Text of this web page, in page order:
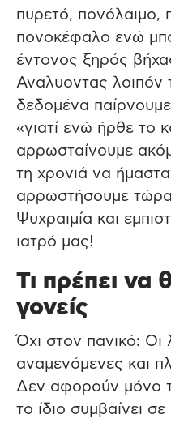
πυρετό, πονόλαιμο,
πονοκέφαλο ενώ
έντονος ξηρός
Αναλυοντας λοιπόν
δεδομένα
«γιατί ενώ ήρθε το
αρρωσταίνουμε
τη χρονιά να
αρρωστήσουμε
Ψυχραιμία και
ιατρό μας!
Τι πρέπει να
γονείς
Όχι στον πανικό: Οι
αναμενόμενες και
Δεν αφορούν μόνο
το ίδιο συμβαίνει